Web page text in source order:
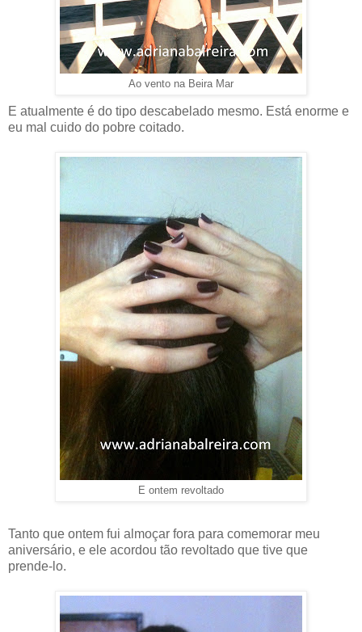
Ao vento na Beira Mar
E atualmente é do tipo descabelado mesmo. Está enorme e
eu mal cuido do pobre coitado.
E ontem revoltado
Tanto que ontem fui almoçar fora para comemorar meu
aniversário, e ele acordou tão revoltado que tive que
prende-lo.